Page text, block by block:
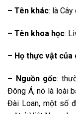
– Tên khác: là Cây
– Tên khoa học:
– Họ thực vật của
– Nguồn gốc:
Đông Á, nó là loài
Đài Loan, một số